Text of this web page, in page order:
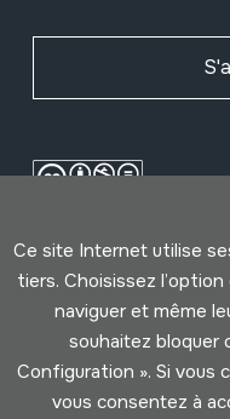
Conditions
Ce site Internet utilise
tiers. Choisissez
naviguer et même
souhaitez bloquer
Configuration ». Si vous
vous consentez à